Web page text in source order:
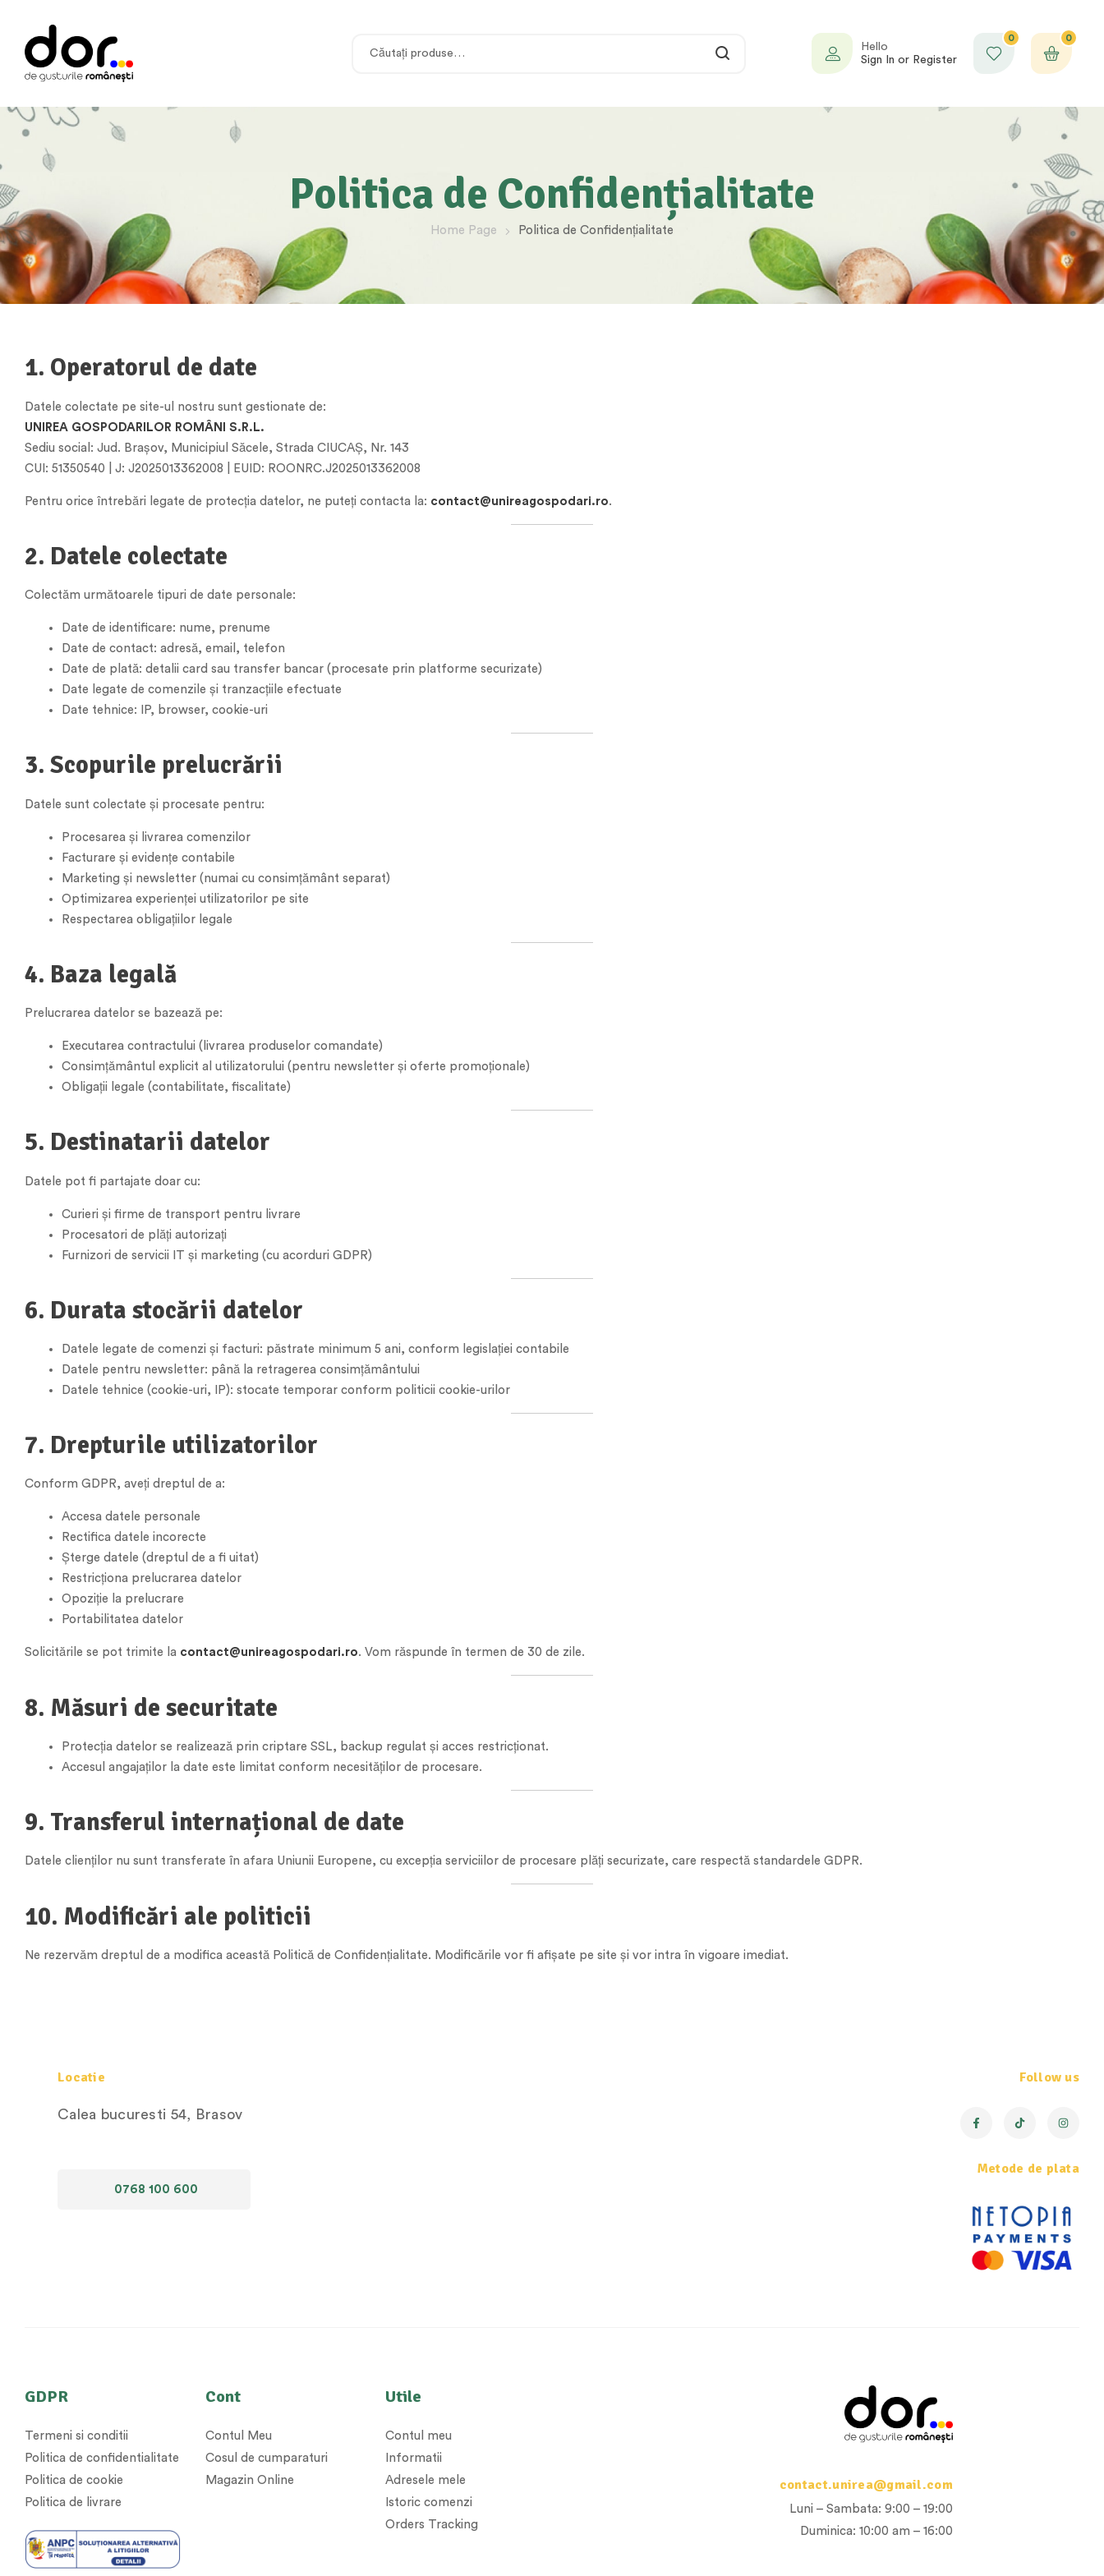
Hello
Sign In or Register
0 0
Politica de Confidențialitate
Home Page Politica de Confidențialitate
1. Operatorul de date
Datele colectate pe site-ul nostru sunt gestionate de:
UNIREA GOSPODARILOR ROMÂNI S.R.L.
Sediu social: Jud. Brașov, Municipiul Săcele, Strada CIUCAȘ, Nr. 143
CUI: 51350540 | J: J2025013362008 | EUID: ROONRC.J2025013362008
Pentru orice întrebări legate de protecția datelor, ne puteți contacta la: contact@unireagospodari.ro.
2. Datele colectate
Colectăm următoarele tipuri de date personale:
Date de identificare: nume, prenume
Date de contact: adresă, email, telefon
Date de plată: detalii card sau transfer bancar (procesate prin platforme securizate)
Date legate de comenzile și tranzacțiile efectuate
Date tehnice: IP, browser, cookie-uri
3. Scopurile prelucrării
Datele sunt colectate și procesate pentru:
Procesarea și livrarea comenzilor
Facturare și evidențe contabile
Marketing și newsletter (numai cu consimțământ separat)
Optimizarea experienței utilizatorilor pe site
Respectarea obligațiilor legale
4. Baza legală
Prelucrarea datelor se bazează pe:
Executarea contractului (livrarea produselor comandate)
Consimțământul explicit al utilizatorului (pentru newsletter și oferte promoționale)
Obligații legale (contabilitate, fiscalitate)
5. Destinatarii datelor
Datele pot fi partajate doar cu:
Curieri și firme de transport pentru livrare
Procesatori de plăți autorizați
Furnizori de servicii IT și marketing (cu acorduri GDPR)
6. Durata stocării datelor
Datele legate de comenzi și facturi: păstrate minimum 5 ani, conform legislației contabile
Datele pentru newsletter: până la retragerea consimțământului
Datele tehnice (cookie-uri, IP): stocate temporar conform politicii cookie-urilor
7. Drepturile utilizatorilor
Conform GDPR, aveți dreptul de a:
Accesa datele personale
Rectifica datele incorecte
Șterge datele (dreptul de a fi uitat)
Restricționa prelucrarea datelor
Opoziție la prelucrare
Portabilitatea datelor
Solicitările se pot trimite la contact@unireagospodari.ro. Vom răspunde în termen de 30 de zile.
8. Măsuri de securitate
Protecția datelor se realizează prin criptare SSL, backup regulat și acces restricționat.
Accesul angajaților la date este limitat conform necesităților de procesare.
9. Transferul internațional de date
Datele clienților nu sunt transferate în afara Uniunii Europene, cu excepția serviciilor de procesare plăți securizate, care respectă standardele GDPR.
10. Modificări ale politicii
Ne rezervăm dreptul de a modifica această Politică de Confidențialitate. Modificările vor fi afișate pe site și vor intra în vigoare imediat.
Locatie
Calea bucuresti 54, Brasov
0768 100 600
Follow us
Metode de plata
GDPR
Termeni si conditii
Politica de confidentialitate
Politica de cookie
Politica de livrare
Cont
Contul Meu
Cosul de cumparaturi
Magazin Online
Utile
Contul meu
Informatii
Adresele mele
Istoric comenzi
Orders Tracking
contact.unirea@gmail.com
Luni – Sambata: 9:00 – 19:00
Duminica: 10:00 am – 16:00